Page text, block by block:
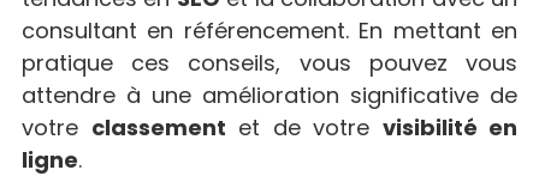
consultant en référencement. En mettant en
pratique ces conseils, vous pouvez vous
attendre à une amélioration significative de
votre classement et de votre visibilité en
ligne.